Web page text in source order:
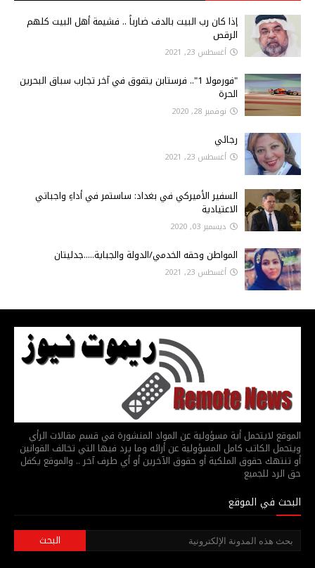
إذا كان رب البيت بالدف ضارباً .. فشيمة أهل البيت كلهم
الرقص
أغسطس 23, 2021
"فورمولا 1".. فرستابن يتفوق في آخر تجارب سباق البحرين
الحرة
نوفمبر 28, 2020
رجائي
أغسطس 23, 2021
السفير الأميركي في بغداد: ساستمر في أداءِ واجباتي
الاعتيادية
ديسمبر 03, 2020
المواطن وحقه الخدمي/الدولة والجباية.....جدليتان
أغسطس 23, 2021
الموقع لايتحمل أية مسؤولية عن المواد المنشورة في قسم مقالات الرأي
ويتحمل الكاتب كامل المسؤولية عن أرائه وما يرد فيها التي تخالف القوانين
أو تنتهك حقوق الملكية أو حقوق الآخرين أو أي طرف آخر .. والموقع يكفل
حق الرد للجميع
البحث في الموقع